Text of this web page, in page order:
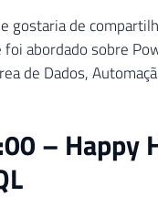
gostaria de
abordado sobre
de Dados,
– Happy